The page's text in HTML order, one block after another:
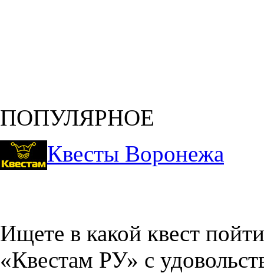
ПОПУЛЯРНОЕ
Квесты Воронежа
Ищете в какой квест
«Квестам РУ» с